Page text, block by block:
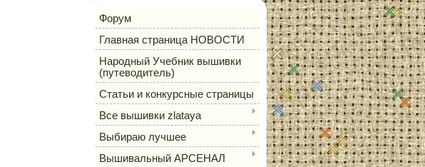
Форум
Главная страница НОВОСТИ
Народный Учебник вышивки
(путеводитель)
Статьи и конкурсные страницы
Все вышивки zlataya
Выбираю лучшее
Вышивальный АРСЕНАЛ